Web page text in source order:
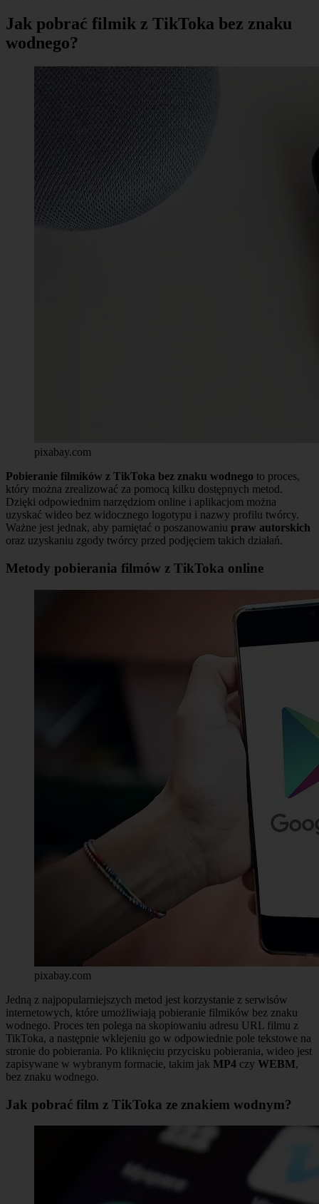
Jak pobrać filmik z TikToka bez znaku
wodnego?
pixabay.com
Pobieranie filmików z TikToka bez znaku wodnego to proces,
który można zrealizować za pomocą kilku dostępnych metod.
Dzięki odpowiednim narzędziom online i aplikacjom można
uzyskać wideo bez widocznego logotypu i nazwy profilu twórcy.
Ważne jest jednak, aby pamiętać o poszanowaniu praw autorskich
oraz uzyskaniu zgody twórcy przed podjęciem takich działań.
Metody pobierania filmów z TikToka online
pixabay.com
Jedną z najpopularniejszych metod jest korzystanie z serwisów
internetowych, które umożliwiają pobieranie filmików bez znaku
wodnego. Proces ten polega na skopiowaniu adresu URL filmu z
TikToka, a następnie wklejeniu go w odpowiednie pole tekstowe na
stronie do pobierania. Po kliknięciu przycisku pobierania, wideo jest
zapisywane w wybranym formacie, takim jak MP4 czy WEBM,
bez znaku wodnego.
Jak pobrać film z TikToka ze znakiem wodnym?